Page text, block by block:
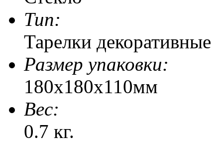
Тип:
Тарелки декоративные
Размер упаковки:
180x180x110мм
Веc:
0.7 кг.